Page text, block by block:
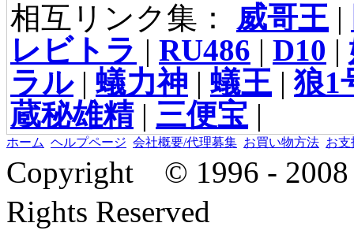
相互リンク集： 威哥王|
レビトラ | RU486 | D10 |
ラル| 蟻力神 | 蟻王|狼1
蔵秘雄精| 三便宝 |
ホーム ヘルプページ 会社概要/代理募集 お買い物方法 お支
Copyright © 1996 -
Rights Reserved